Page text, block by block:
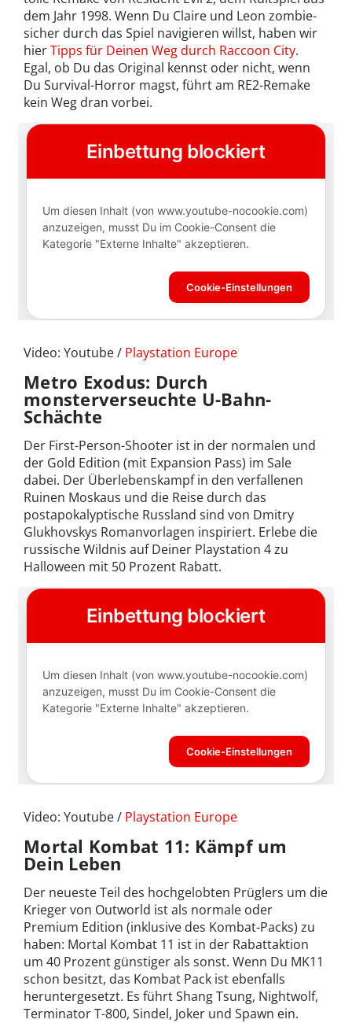
dem Jahr 1998. Wenn Du Claire und Leon zombie-
sicher durch das Spiel navigieren willst, haben wir
hierTipps für Deinen Weg durch Raccoon City.
Egal, ob Du das Original kennst oder nicht, wenn
Du Survival-Horror magst, führt am RE2-Remake
kein Weg dran vorbei.
Video: Youtube / Playstation Europe
Metro Exodus: Durch
monsterverseuchte U-Bahn-
Schächte
Der First-Person-Shooter ist in der normalen und
der Gold Edition (mit Expansion Pass) im Sale
dabei. Der Überlebenskampf in den verfallenen
Ruinen Moskaus und die Reise durch das
postapokalyptische Russland sind von Dmitry
Glukhovskys Romanvorlagen inspiriert. Erlebe die
russische Wildnis auf Deiner Playstation 4 zu
Halloween mit 50 Prozent Rabatt.
Video: Youtube / Playstation Europe
Mortal Kombat 11: Kämpf um
Dein Leben
Der neueste Teil des hochgelobten Prüglers um die
Krieger von Outworld ist als normale oder
Premium Edition (inklusive des Kombat-Packs) zu
haben: Mortal Kombat 11 ist in der Rabattaktion
um 40 Prozent günstiger als sonst. Wenn Du MK11
schon besitzt, das Kombat Pack ist ebenfalls
heruntergesetzt. Es führt Shang Tsung, Nightwolf,
Terminator T-800, Sindel, Joker und Spawn ein.